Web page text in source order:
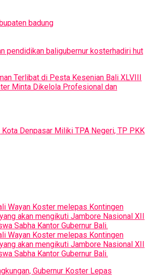
pendidikan baligubernur kosterhadiri hut
Terlibat di Pesta Kesenian Bali XLVIII
Minta Dikelola Profesional dan
Kota Denpasar Miliki TPA Negeri, TP PKK
Gubernur Koster Lepas